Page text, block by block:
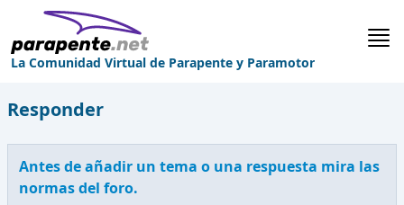
La Comunidad Virtual de Parapente y Paramotor
Responder
Antes de añadir un tema o una respuesta mira las
normas del foro.